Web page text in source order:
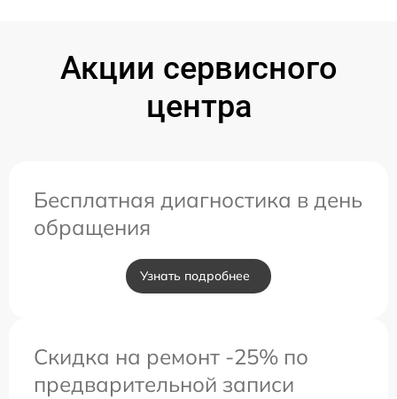
Акции сервисного
центра
Бесплатная диагностика в день
обращения
Узнать подробнее
Скидка на ремонт -25% по
предварительной записи